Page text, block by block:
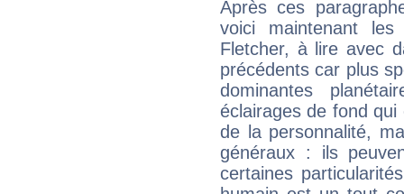
Après ces
voici maintenant
Fletcher, à lire avec
précédents car plus
dominantes
éclairages de fond
de la personnalité,
généraux : ils
certaines